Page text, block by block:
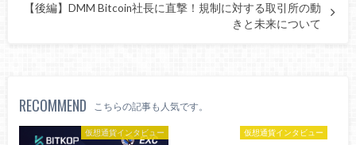
【後編】DMM Bitcoin社長に直撃！規制に対する取引所の動
きと未来について
RECOMMEND こちらの記事も人気です。
仮想通貨インタビュー 仮想通貨インタビュー